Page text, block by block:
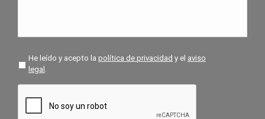
He leído y acepto la política de privacidad y el aviso
legal